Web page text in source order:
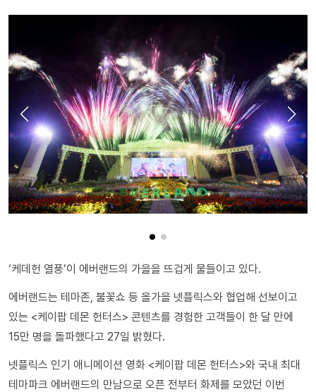
‘케데헌 열풍’이 에버랜드의 가을을 뜨겁게 물들이고 있다.
에버랜드는 테마존, 불꽃쇼 등 올가을 넷플릭스와 협업해 선보이고
있는 <케이팝 데몬 헌터스> 콘텐츠를 경험한 고객들이 한 달 만에
15만 명을 돌파했다고 27일 밝혔다.
넷플릭스 인기 애니메이션 영화 <케이팝 데몬 헌터스>와 국내 최대
테마파크 에버랜드의 만남으로 오픈 전부터 화제를 모았던 이번